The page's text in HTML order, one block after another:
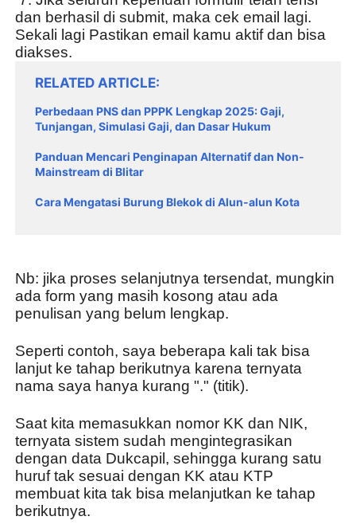
dan berhasil di submit, maka cek email lagi.
Sekali lagi Pastikan email kamu aktif dan bisa
diakses.
RELATED ARTICLE
Perbedaan PNS dan PPPK Lengkap 2025: Gaji,
Tunjangan, Simulasi Gaji, dan Dasar Hukum
Panduan Mencari Penginapan Alternatif dan Non-
Mainstream di Blitar
Cara Mengatasi Burung Blekok di Alun-alun Kota
Nb: jika proses selanjutnya tersendat, mungkin
ada form yang masih kosong atau ada
penulisan yang belum lengkap.
Seperti contoh, saya beberapa kali tak bisa
lanjut ke tahap berikutnya karena ternyata
nama saya hanya kurang "." (titik).
Saat kita memasukkan nomor KK dan NIK,
ternyata sistem sudah mengintegrasikan
dengan data Dukcapil, sehingga kurang satu
huruf tak sesuai dengan KK atau KTP
membuat kita tak bisa melanjutkan ke tahap
berikutnya.